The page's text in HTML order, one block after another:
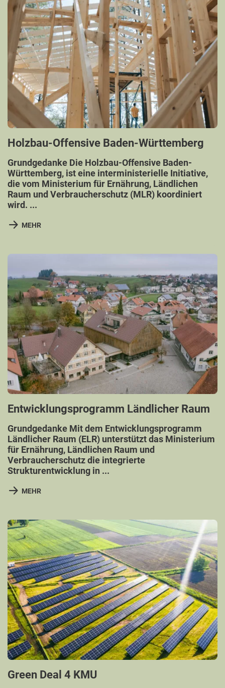
Holzbau-Offensive Baden-Württemberg
Grundgedanke Die Holzbau-Offensive Baden-
Württemberg, ist eine interministerielle Initiative,
die vom Ministerium für Ernährung, Ländlichen
Raum und Verbraucherschutz (MLR) koordiniert
wird. ...
MEHR
Entwicklungsprogramm Ländlicher Raum
Grundgedanke Mit dem Entwicklungsprogramm
Ländlicher Raum (ELR) unterstützt das Ministerium
für Ernährung, Ländlichen Raum und
Verbraucherschutz die integrierte
Strukturentwicklung in ...
MEHR
Green Deal 4 KMU